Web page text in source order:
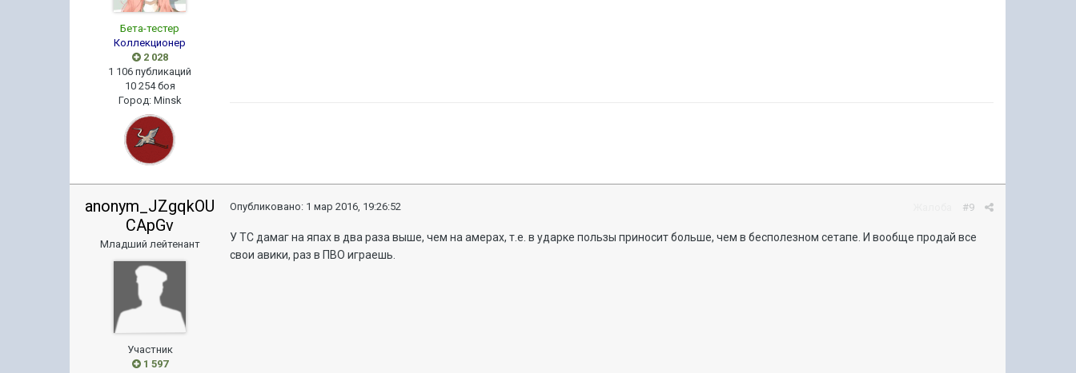
Бета-тестер
Коллекционер
2 028
1 106 публикаций
10 254 боя
Город: Minsk
anonym_JZgqkOU
CApGv
Младший лейтенант
Участник
1 597
#9
Опубликовано: 1 мар 2016, 19:26:52
У ТС дамаг на япах в два раза выше, чем на амерах, т.е. в ударке пользы приносит больше, чем в бесполезном сетапе. И вообще продай все
свои авики, раз в ПВО играешь.